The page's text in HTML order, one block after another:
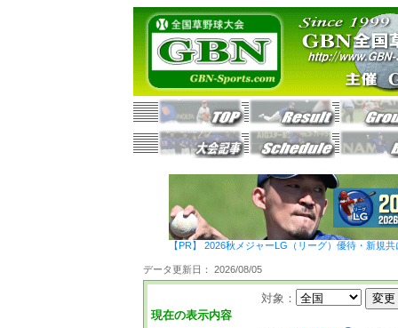
【PR】 2026秋メジャーLG（リーグ）優待・新規
データ更新日： 2026/08/05
現在の表示内容
対象：